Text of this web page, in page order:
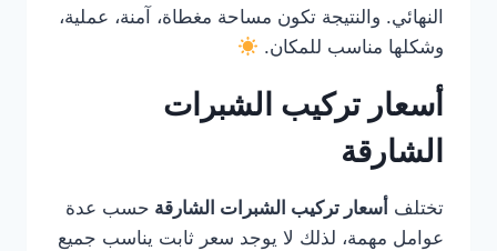
النهائي. والنتيجة تكون مساحة مغطاة، آمنة، عملية،
وشكلها مناسب للمكان.
أسعار تركيب الشبرات
الشارقة
تختلف أسعار تركيب الشبرات الشارقة حسب عدة
عوامل مهمة، لذلك لا يوجد سعر ثابت يناسب جميع